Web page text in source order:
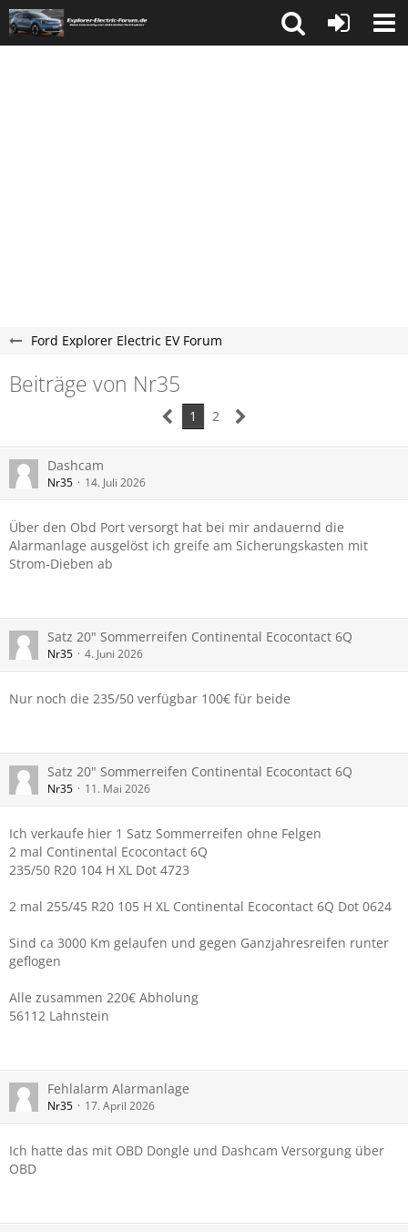
Ford Explorer Electric EV Forum
Beiträge von Nr35
1 2
Dashcam
Nr35 14. Juli 2026
Über den Obd Port versorgt hat bei mir andauernd die
Alarmanlage ausgelöst ich greife am Sicherungskasten mit
Strom-Dieben ab
Satz 20" Sommerreifen Continental Ecocontact 6Q
Nr35 4. Juni 2026
Nur noch die 235/50 verfügbar 100€ für beide
Satz 20" Sommerreifen Continental Ecocontact 6Q
Nr35 11. Mai 2026
Ich verkaufe hier 1 Satz Sommerreifen ohne Felgen
2 mal Continental Ecocontact 6Q
235/50 R20 104 H XL Dot 4723
2 mal 255/45 R20 105 H XL Continental Ecocontact 6Q Dot 0624
Sind ca 3000 Km gelaufen und gegen Ganzjahresreifen runter
geflogen
Alle zusammen 220€ Abholung
56112 Lahnstein
Fehlalarm Alarmanlage
Nr35 17. April 2026
Ich hatte das mit OBD Dongle und Dashcam Versorgung über
OBD